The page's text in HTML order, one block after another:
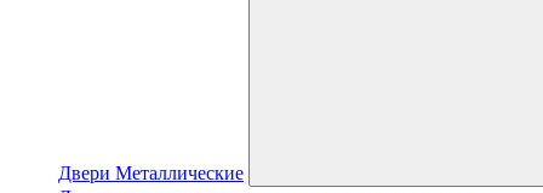
Двери Металлические